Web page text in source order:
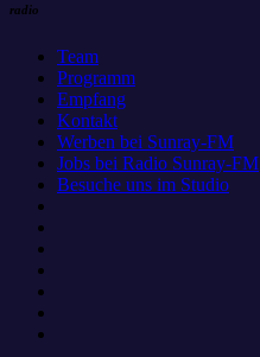
radio
Team
Programm
Empfang
Kontakt
Werben bei Sunray-FM
Jobs bei Radio Sunray-FM
Besuche uns im Studio